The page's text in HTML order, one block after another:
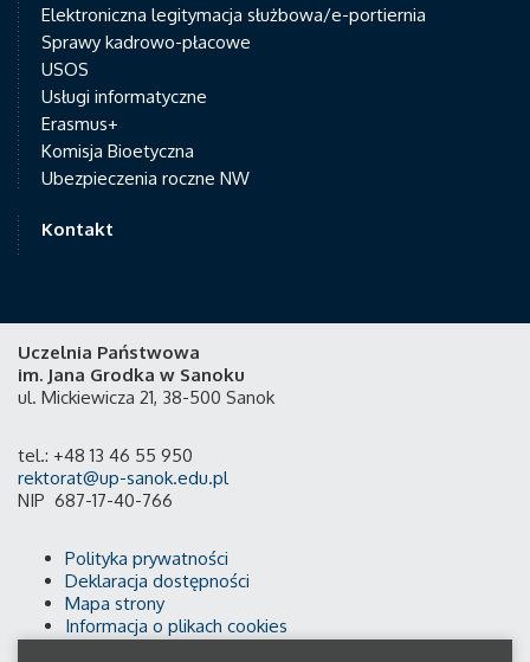
Elektroniczna legitymacja służbowa/e-portiernia
Sprawy kadrowo-płacowe
USOS
Usługi informatyczne
Erasmus+
Komisja Bioetyczna
Ubezpieczenia roczne NW
Kontakt
Uczelnia Państwowa
im. Jana Grodka w Sanoku
ul. Mickiewicza 21, 38-500 Sanok
tel.: +48 13 46 55 950
rektorat@up-sanok.edu.pl
NIP 687-17-40-766
Polityka prywatności
Deklaracja dostępności
Mapa strony
Informacja o plikach cookies